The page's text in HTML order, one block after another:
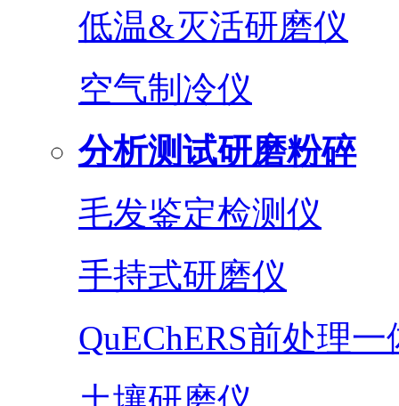
低温&灭活研磨仪
空气制冷仪
分析测试研磨粉碎
毛发鉴定检测仪
手持式研磨仪
QuEChERS前处理一